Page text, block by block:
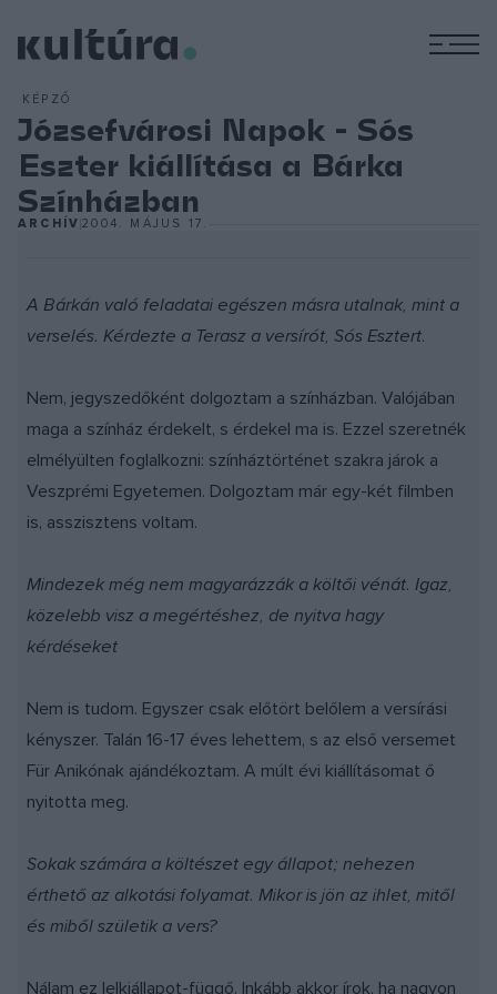
KÉPZŐ
Józsefvárosi Napok - Sós
Eszter kiállítása a Bárka
Színházban
ARCHÍV2004. MÁJUS 17.
A Bárkán való feladatai egészen másra utalnak, mint a
verselés. Kérdezte a Terasz a versírót, Sós Esztert.
Nem, jegyszedőként dolgoztam a színházban. Valójában
maga a színház érdekelt, s érdekel ma is. Ezzel szeretnék
elmélyülten foglalkozni: színháztörténet szakra járok a
Veszprémi Egyetemen. Dolgoztam már egy-két filmben
is, asszisztens voltam.
Mindezek még nem magyarázzák a költői vénát. Igaz,
közelebb visz a megértéshez, de nyitva hagy
kérdéseket
Nem is tudom. Egyszer csak előtört belőlem a versírási
kényszer. Talán 16-17 éves lehettem, s az első versemet
Für Anikónak ajándékoztam. A múlt évi kiállításomat ő
nyitotta meg.
Sokak számára a költészet egy állapot; nehezen
érthető az alkotási folyamat. Mikor is jön az ihlet, mitől
és miből születik a vers?
Nálam ez lelkiállapot-függő. Inkább akkor írok, ha nagyon